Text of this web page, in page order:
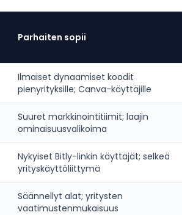
Parhaiten sopii
Ilmaiset dynaamiset koodit
pienyrityksille; Canva-käyttäjille
Suuret markkinointitiimit; laajin
ominaisuusvalikoima
Nykyiset Bitly-linkin käyttäjät; selkeä
yrityskäyttöliittymä
Säännellyt alat; yritysten
vaatimustenmukaisuus